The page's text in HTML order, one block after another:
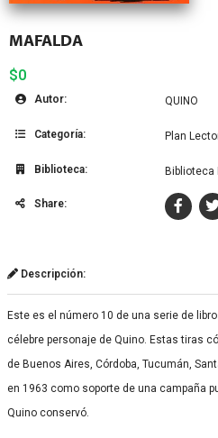
MAFALDA
$0
Autor: QUINO
Categoría: Plan
Biblioteca: Biblioteca
Share:
Descripción:
Este es el número 10 de una serie de
célebre personaje de Quino. Estas tiras
de Buenos Aires, Córdoba, Tucumán,
en 1963 como soporte de una campaña
Quino conservó.